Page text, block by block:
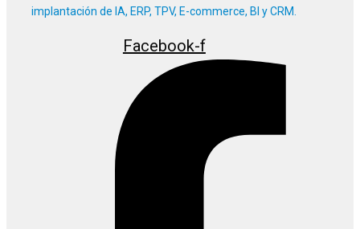
implantación de IA, ERP, TPV, E-commerce, BI y CRM.
Facebook-f